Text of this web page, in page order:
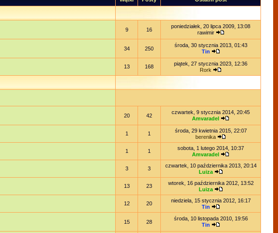
9 16
poniedziałek, 20 lipca 2009, 13:08
rawimir
34 250
środa, 30 stycznia 2013, 01:43
Tin
13 168
piątek, 27 stycznia 2023, 12:36
Rork
20 42
czwartek, 9 stycznia 2014, 20:45
Amvaradel
1 1
środa, 29 kwietnia 2015, 22:07
berenika
1 1
sobota, 1 lutego 2014, 10:37
Amvaradel
3 3
czwartek, 10 października 2013, 20:14
Luiza
13 23
wtorek, 16 października 2012, 13:52
Luiza
12 20
niedziela, 15 stycznia 2012, 16:17
Tin
15 28
środa, 10 listopada 2010, 19:56
Tin